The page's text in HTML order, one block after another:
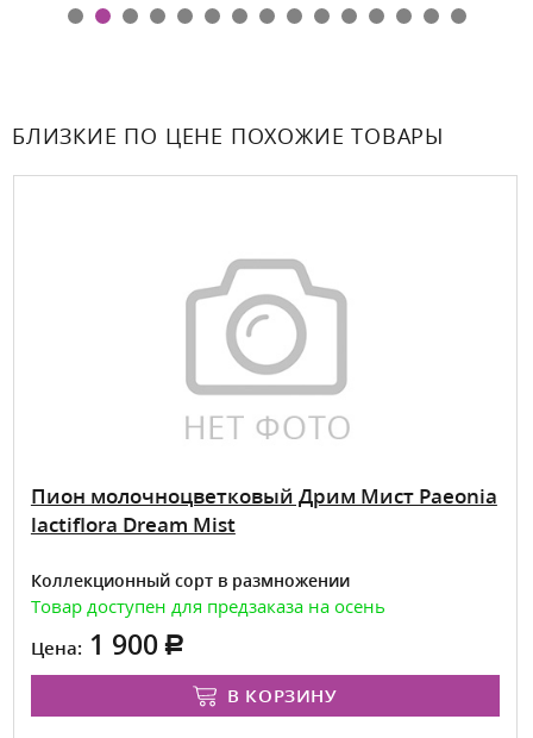
БЛИЗКИЕ ПО ЦЕНЕ ПОХОЖИЕ ТОВАРЫ
Пион молочноцветковый Дрим Мист Paeonia
lactiflora Dream Mist
Коллекционный сорт в размножении
Товар доступен для предзаказа на осень
Цена: 1 900
В КОРЗИНУ